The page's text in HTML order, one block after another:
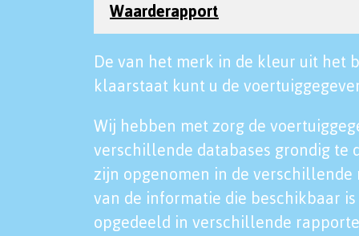
Waarderapport
De van het merk in de kleur uit het
klaarstaat kunt u de
Wij hebben met zorg de
verschillende databases grondig te
zijn opgenomen in de
van de informatie die beschikbaar
opgedeeld in verschillende